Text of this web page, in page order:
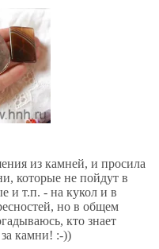
из камней, и просила
которые не пойдут в
и т.п. - на кукол и в
но в общем
кто знает
камни! :-))